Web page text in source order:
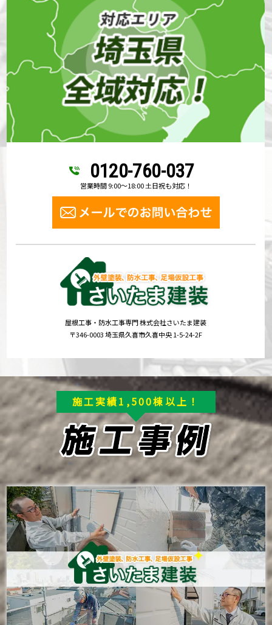
0120-760-037
営業時間 9:00～18:00 土日祝も対応！
屋根工事・防水工事専門 株式会社さいたま建装
〒346-0003 埼玉県久喜市久喜中央 1-5-24-2F
施工実績1,500棟以上！